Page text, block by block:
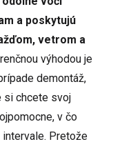
a poskytujú
vetrom a
výhodou je
demontáž,
si chcete svoj
v čo
Pretože